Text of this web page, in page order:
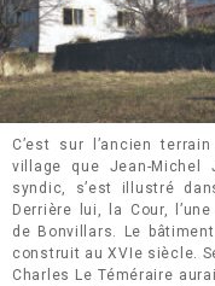
C’est sur l’ancien
village que Jean-Michel
syndic, s’est illustré
Derrière lui, la Cour,
de Bonvillars. Le
construit au XVIe siècle.
Charles Le Téméraire